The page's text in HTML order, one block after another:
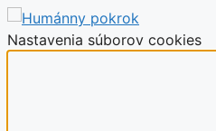
Nastavenia súborov cookies